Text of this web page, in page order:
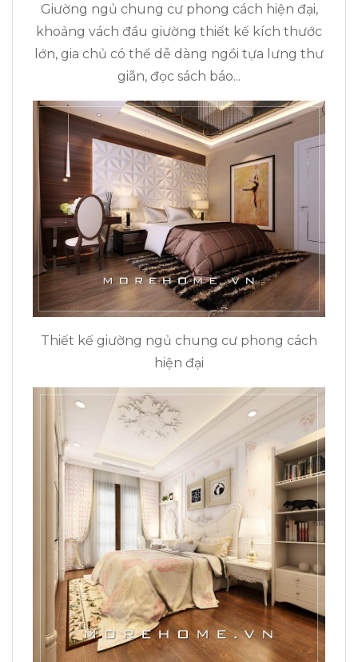
Giường ngủ chung cư phong cách hiện đại,
khoảng vách đầu giường thiết kế kích thước
lớn, gia chủ có thể dễ dàng ngồi tựa lưng thư
giãn, đọc sách báo...
Thiết kế giường ngủ chung cư phong cách
hiện đại